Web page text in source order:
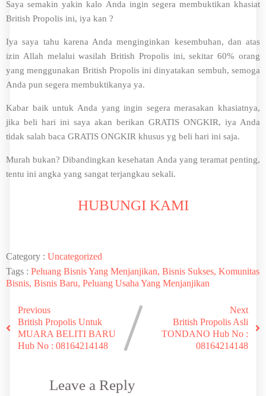
Saya semakin yakin kalo Anda ingin segera membuktikan khasiat
British Propolis ini, iya kan ?
Iya saya tahu karena Anda menginginkan kesembuhan, dan atas
izin Allah melalui wasilah British Propolis ini, sekitar 60% orang
yang menggunakan British Propolis ini dinyatakan sembuh, semoga
Anda pun segera membuktikanya ya.
Kabar baik untuk Anda yang ingin segera merasakan khasiatnya,
jika beli hari ini saya akan berikan GRATIS ONGKIR, iya Anda
tidak salah baca GRATIS ONGKIR khusus yg beli hari ini saja.
Murah bukan? Dibandingkan kesehatan Anda yang teramat penting,
tentu ini angka yang sangat terjangkau sekali.
HUBUNGI KAMI
Category : Uncategorized
Tags : Peluang Bisnis Yang Menjanjikan, Bisnis Sukses, Komunitas
Bisnis, Bisnis Baru, Peluang Usaha Yang Menjanjikan
Previous
British Propolis Untuk
MUARA BELITI BARU
Hub No : 08164214148
Next
British Propolis Asli
TONDANO Hub No :
08164214148
Leave a Reply